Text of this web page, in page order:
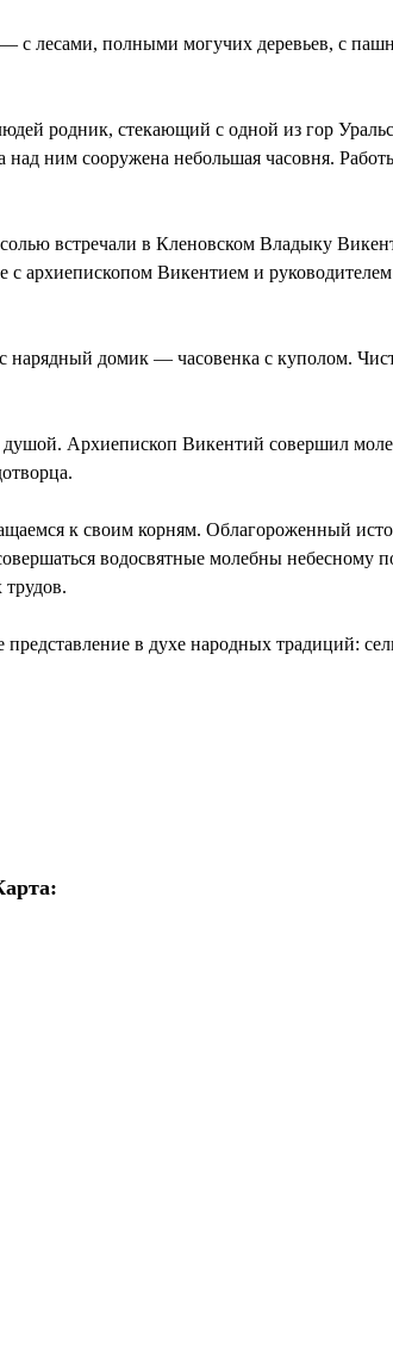
с лесами, полными могучих деревьев, с
родник, стекающий с одной из гор
ним сооружена небольшая часовня.
встречали в Кленовском Владыку
архиепископом Викентием и
домик — часовенка с куполом.
Архиепископ Викентий совершил
к своим корням. Облагороженный
водосвятные молебны небесному
в духе народных традиций: